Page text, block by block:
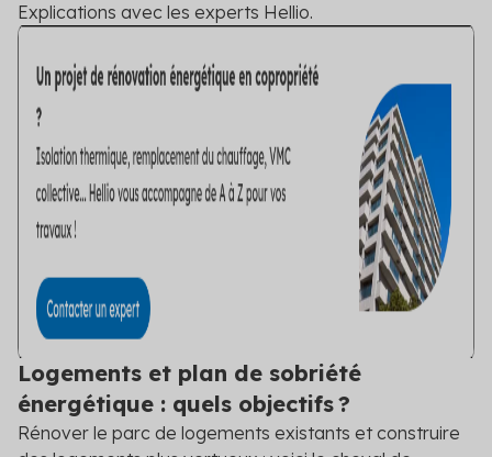
Explications avec les experts Hellio.
Logements et plan de sobriété
énergétique : quels objectifs ?
Rénover le parc de logements existants et construire